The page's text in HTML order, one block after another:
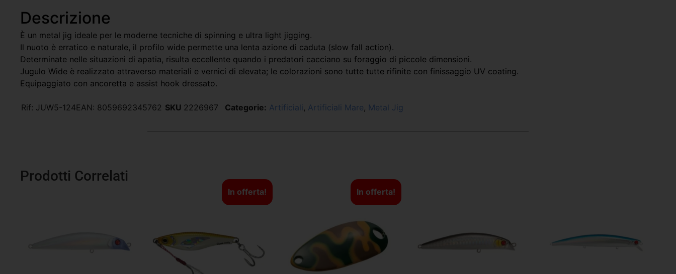
Descrizione
È un metal jig ideale per le moderne tecniche di spinning e ultra light jigging.
Il nuoto è erratico e naturale, il profilo wide permette una lenta azione di caduta (slow fall action).
Determinate nelle situazioni di apatia, risulta eccellente quando i predatori cacciano su foraggio di piccole dimensioni.
Jugulo Wide è realizzato attraverso materiali e vernici di elevata; le colorazioni sono tutte tutte rifinite con finissaggio UV coating.
Equipaggiato con ancoretta e assist hook dressato.
Rif: JUW5-124EAN: 8059692345762 SKU 2226967 Categorie: Artificiali , Artificiali Mare, Metal Jig
Prodotti Correlati
In offerta! In offerta!